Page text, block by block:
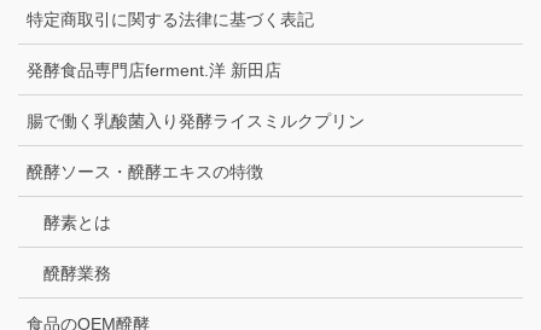
特定商取引に関する法律に基づく表記
発酵食品専門店ferment.洋 新田店
腸で働く乳酸菌入り発酵ライスミルクプリン
醗酵ソース・醗酵エキスの特徴
酵素とは
醗酵業務
食品のOEM醗酵